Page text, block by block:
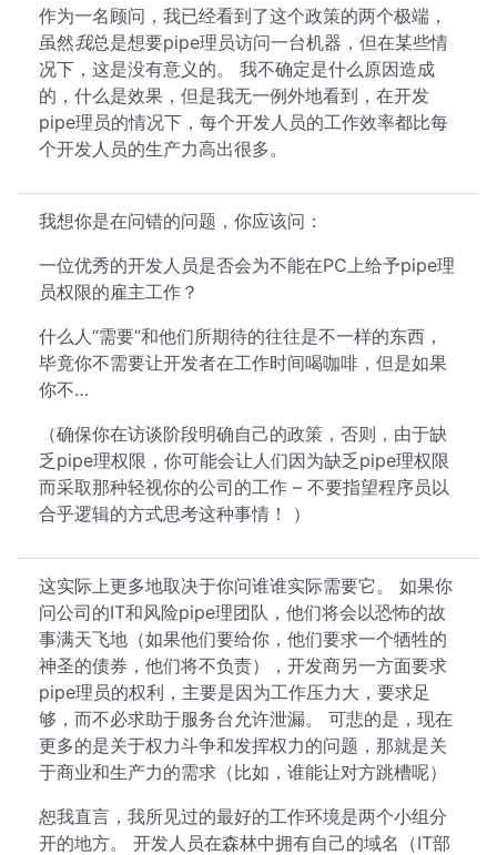
作为一名顾问，我已经看到了这个政策的两个极端，
虽然我总是想要pipe理员访问一台机器，但在某些情
况下，这是没有意义的。 我不确定是什么原因造成
的，什么是效果，但是我无一例外地看到，在开发
pipe理员的情况下，每个开发人员的工作效率都比每
个开发人员的生产力高出很多。
我想你是在问错的问题，你应该问：
一位优秀的开发人员是否会为不能在PC上给予pipe理
员权限的雇主工作？
什么人“需要”和他们所期待的往往是不一样的东西，
毕竟你不需要让开发者在工作时间喝咖啡，但是如果
你不…
（确保你在访谈阶段明确自己的政策，否则，由于缺
乏pipe理权限，你可能会让人们因为缺乏pipe理权限
而采取那种轻视你的公司的工作 – 不要指望程序员以
合乎逻辑的方式思考这种事情！ ）
这实际上更多地取决于你问谁谁实际需要它。 如果你
问公司的IT和风险pipe理团队，他们将会以恐怖的故
事满天飞地（如果他们要给你，他们要求一个牺牲的
神圣的债券，他们将不负责），开发商另一方面要求
pipe理员的权利，主要是因为工作压力大，要求足
够，而不必求助于服务台允许泄漏。 可悲的是，现在
更多的是关于权力斗争和发挥权力的问题，那就是关
于商业和生产力的需求（比如，谁能让对方跳槽呢）
恕我直言，我所见过的最好的工作环境是两个小组分
开的地方。 开发人员在森林中拥有自己的域名（IT部